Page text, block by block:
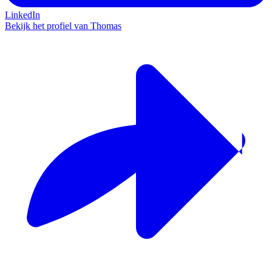
LinkedIn
Bekijk het profiel van Thomas